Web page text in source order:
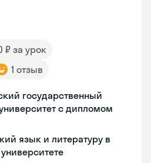
₽ за урок
1 отзыв
государственный
с дипломом
язык и литературу в